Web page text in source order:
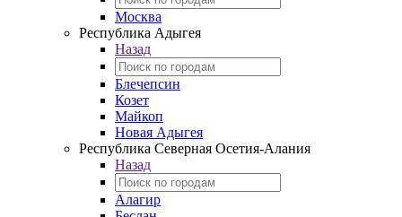
Москва
Республика Адыгея
Назад
Блечепсин
Козет
Майкоп
Новая Адыгея
Республика Северная Осетия-Алания
Назад
Алагир